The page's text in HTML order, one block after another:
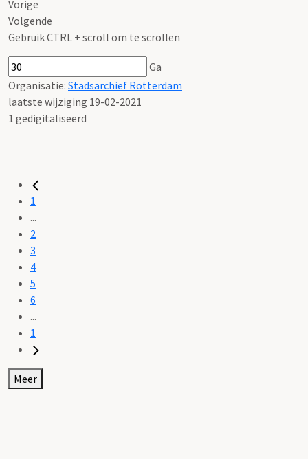
Vorige
Volgende
Gebruik CTRL + scroll om te scrollen
Ga
Organisatie: Stadsarchief Rotterdam
laatste wijziging 19-02-2021
1 gedigitaliseerd
1
...
2
3
4
5
6
...
1
Meer